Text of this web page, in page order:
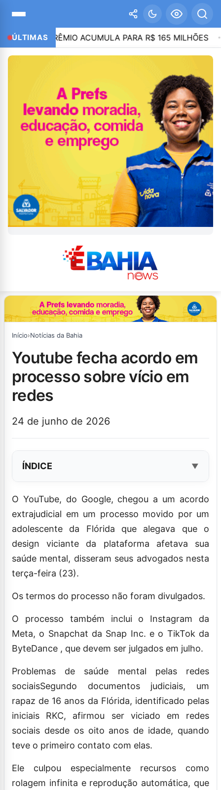
ÚLTIMAS
PRÊMIO ACUMULA PARA R$ 165 MILHÕES 21:46
Início›Notícias da Bahia
youtube fecha acordo em
processo sobre vício em
redes
24 de junho de 2026
ÍNDICE
O YouTube, do Google, chegou a um acordo
extrajudicial em um processo movido por um
adolescente da Flórida que alegava que o
design viciante da plataforma afetava sua
saúde mental, disseram seus advogados nesta
terça-feira (23).
Os termos do processo não foram divulgados.
O processo também inclui o Instagram da
Meta, o Snapchat da Snap Inc. e o TikTok da
ByteDance , que devem ser julgados em julho.
Problemas de saúde mental pelas redes
sociaisSegundo documentos judiciais, um
rapaz de 16 anos da Flórida, identificado pelas
iniciais RKC, afirmou ser viciado em redes
sociais desde os oito anos de idade, quando
teve o primeiro contato com elas.
Ele culpou especialmente recursos como
rolagem infinita e reprodução automática, que